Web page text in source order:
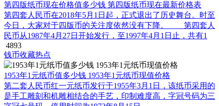
第四版纸币现在价格值多少钱 第四版纸币现在最新价格表
第四套人民币在2018年5月1日起，正式退出了历史舞台。时至
今日，大家对于四版币的关注度依然没有下降。 第四套人
民币从1987年4月27日开始发行，至1997年4月1日止，共有1
4893
钱币收藏热点
1953年1元纸币值多少钱 1953年1元纸币现值价格
第二套人民币红一元纸币发行于1955年3月1日，该纸币采用的
是手工雕刻和机雕相结合的手艺，印制难度高，字冠号码为三